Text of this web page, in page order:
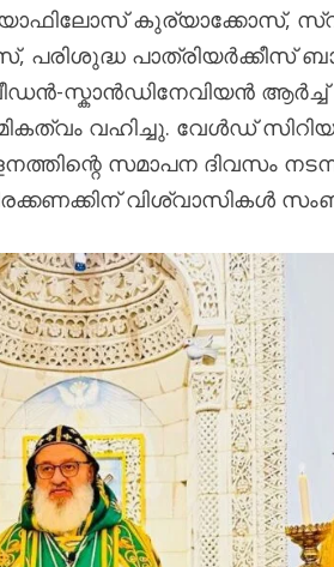
കുര്യാക്കോസ്,
പാത്രിയർക്കീസ്
സ്കാൻഡിനേവിയൻ ആർച്ച്
വഹിച്ചു. വേൾഡ്
സമാപന ദിവസം
വിശ്വാസികൾ